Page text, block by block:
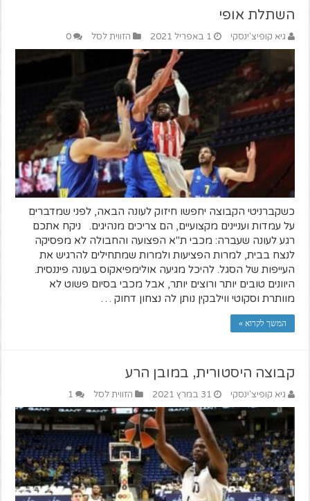
השתלת אופי
גיא קופיצ'ינסקי 1 באפריל 2021 הזווית לסל 0
כשקברניטי הקבוצה יחפשו חיזוק לעונה הבאה, לפני שמדברים
על עמדות ועניינים מקצועיים, הם צריכים מנהיגים. ניקח אתכם
רגע לעונה שעברה: מכבי ת"א הפצועה והחבולה לא מפסיקה
לנצח בבית, למרות הפציעות ולמרות שמתחילים להרגיש את
העייפות של הסגל. להיכל מגיעה אולימפיאקוס בעונה פיננסית.
היוונים טובים יותר ורוצים יותר, אבל מכבי בסיום פשוט לא
מוותרת וסקוטי ווילבקין נותן לה נצחון דחוק …
המשך לקרוא »
קבוצה היסטורית, במובן הרע
גיא קופיצ'ינסקי 31 במרץ 2021 הזווית לסל 1